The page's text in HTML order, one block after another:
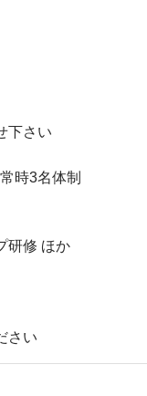
下さい
時3名体制
研修 ほか
さい